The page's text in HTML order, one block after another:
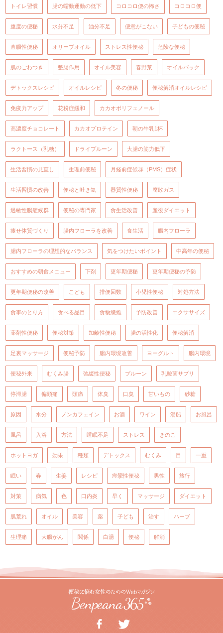
トイレ習慣 腸の蠕動運動の低下 コロコロ便の怖さ コロコロ便
重度の便秘 水分不足 油分不足 便意がこない 子どもの便秘
直腸性便秘 オリーブオイル ストレス性便秘 危険な便秘
肌のごわつき 整腸作用 オイル美容 春野菜 オイルパック
デトックスレシピ オイルレシピ 冬の便秘 便秘解消オイルレシピ
免疫力アップ 花粉症緩和 カカオポリフェノール
高濃度チョコレート カカオプロテイン 朝の牛乳1杯
ラクトース（乳糖） ドライプルーン 大腸の筋力低下
生活習慣の見直し 生理前便秘 月経前症候群（PMS）症状
生活習慣の改善 便秘と吐き気 器質性便秘 腐敗ガス
過敏性腸症候群 便秘の専門家 食生活改善 産後ダイエット
痩せ体質づくり 腸内フローラを改善 食生活 腸内フローラ
腸内フローラの理想的なバランス 気をつけたいポイント 中高年の便秘
おすすめの朝食メニュー 下剤 更年期便秘 更年期便秘の予防
更年期便秘の改善 こども 排便回数 小児性便秘 対処方法
食事のとり方 食べる品目 食物繊維 予防改善 エクササイズ
薬剤性便秘 便秘対策 加齢性便秘 腸の活性化 便秘解消
足裏マッサージ 便秘予防 腸内環境改善 ヨーグルト 腸内環境
便秘外来 むくみ腸 弛緩性便秘 プルーン 乳酸菌サプリ
停滞腸 偏頭痛 頭痛 体臭 口臭 甘いもの 砂糖
原因 水分 ノンカフェイン お酒 ワイン 湯船 お風呂
風呂 入浴 方法 睡眠不足 ストレス きのこ
ホットヨガ 効果 種類 デトックス むくみ 目 一重
眠い 春 生姜 レシピ 痙攣性便秘 男性 旅行
対策 病気 色 口内炎 早く マッサージ ダイエット
肌荒れ オイル 美容 薬 子ども 治す ハーブ
生理痛 大腸がん 関係 白湯 便秘 解消